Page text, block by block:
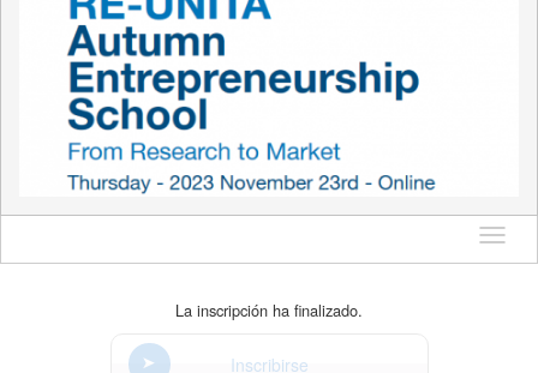
Idioma
La inscripción ha finalizado.
Inscribirse